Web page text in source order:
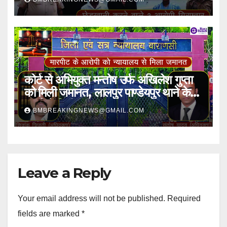
अभियुक्तगण गिरफ्तार
कोर्ट से अभियुक्त मन्तोष उर्फ अखिलेश गुप्ता
को मिली जमानत, लालपुर पाण्डेयपुर थाने के
मामले में मिली राहत
BMBREAKINGNEWS@GMAIL.COM
Leave a Reply
Your email address will not be published. Required
fields are marked *